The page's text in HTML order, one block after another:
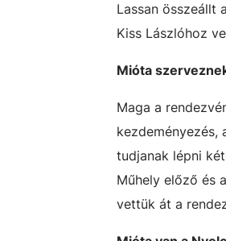
Lassan összeállt
Kiss Lászlóhoz
Mióta
Maga a
kezdeményezés,
tudjanak lépni
Műhely előző és
vettük át a